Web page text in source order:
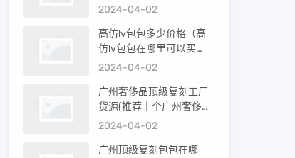
2024-04-02
高仿lv包包多少价格（高
仿lv包包在哪里可以买
到）
2024-04-02
广州奢侈品顶级复刻工厂
货源(推荐十个广州奢侈品
购买渠道)
2024-04-02
广州顶级复刻包包在哪